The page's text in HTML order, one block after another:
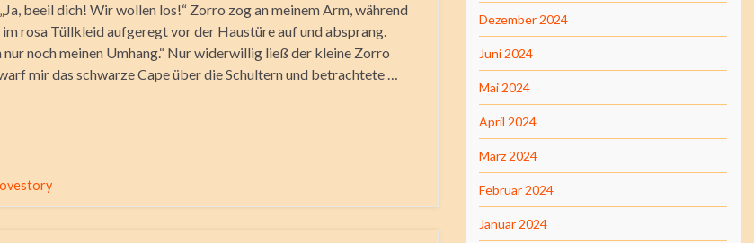
beeil dich! Wir wollen los!“ Zorro zog an meinem Arm, während
rosa Tüllkleid aufgeregt vor der Haustüre auf und absprang.
noch meinen Umhang.“ Nur widerwillig ließ der kleine Zorro
mir das schwarze Cape über die Schultern und betrachtete …
Dezember 2024
Juni 2024
Mai 2024
April 2024
März 2024
Februar 2024
Januar 2024